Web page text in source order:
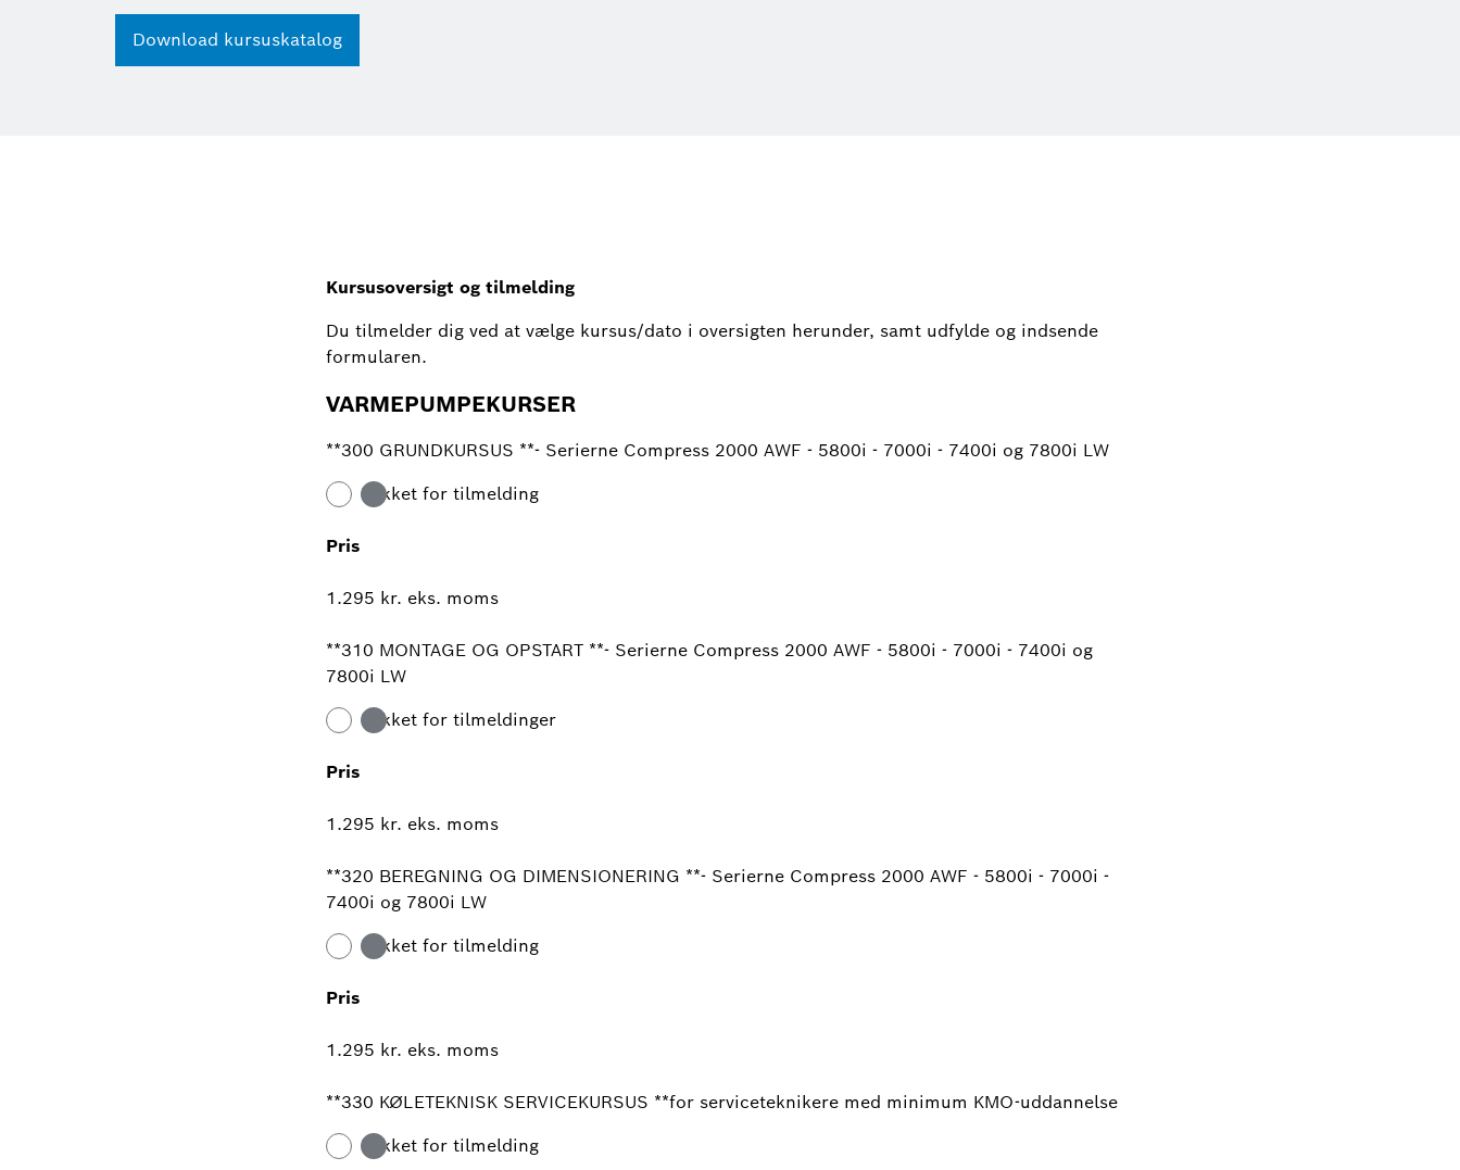
Download kursuskatalog
Kursusoversigt og tilmelding
Du tilmelder dig ved at vælge kursus/dato i oversigten herunder, samt udfylde og indsende
formularen.
VARMEPUMPEKURSER
**300 GRUNDKURSUS **- Serierne Compress 2000 AWF - 5800i - 7000i - 7400i og 7800i LW
Lukket for tilmelding
Pris
1.295 kr. eks. moms
**310 MONTAGE OG OPSTART **- Serierne Compress 2000 AWF - 5800i - 7000i - 7400i og
7800i LW
Lukket for tilmeldinger
Pris
1.295 kr. eks. moms
**320 BEREGNING OG DIMENSIONERING **- Serierne Compress 2000 AWF - 5800i - 7000i -
7400i og 7800i LW
Lukket for tilmelding
Pris
1.295 kr. eks. moms
**330 KØLETEKNISK SERVICEKURSUS **for serviceteknikere med minimum KMO-uddannelse
Lukket for tilmelding